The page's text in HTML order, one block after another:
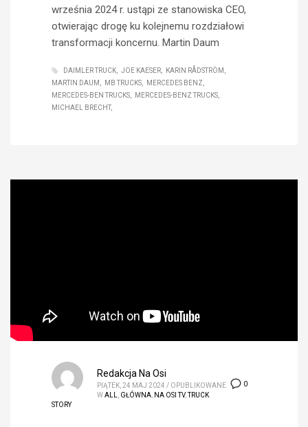
września 2024 r. ustąpi ze stanowiska CEO,
otwierając drogę ku kolejnemu rozdziałowi
transformacji koncernu. Martin Daum
DAIMLER TRUCK JOE KAESER
KARIN RÅDSTRÖM
MARTIN DAUM
MB TRUCKS
MERCEDES BENZ
MERCEDES-BEN TRUCKS
MERCEDES-BENZ TRUCKS
MICHAEL BRECHT
0
Redakcja Na Osi
PIĄTEK, 24 MAJ 2024 / OPUBLIKOWANE
WALL GŁÓWNA NA OSI TV,TRUCK
STORY